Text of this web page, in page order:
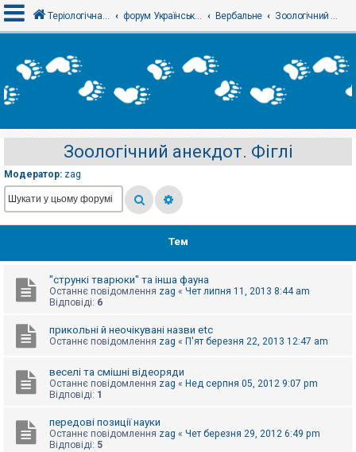
х
і
е
є
с
т
р
а
Т
м
б
з
о
Теріологічна школа форум Українського теріологічного товариства Вербальне Зоологічний анекдот. Фіглі
Зоологічний анекдот. Фіглі
Модератор: zag
Тем
"стрункі тварюки" та інша фауна
Останнє повідомлення zag « Чет липня 11, 2013 8:44 am
Відповіді: 6
прикольні й неочікувані назви etc
Останнє повідомлення zag « П'ят березня 22, 2013 12:47 am
веселі та смішні відеоряди
Останнє повідомлення zag « Нед серпня 05, 2012 9:07 pm
Відповіді: 1
передові позиції науки
Останнє повідомлення zag « Чет березня 29, 2012 6:49 pm
Відповіді: 5